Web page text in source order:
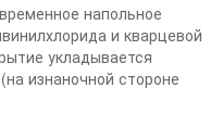
напольное
и кварцевой
укладывается
изнаночной стороне